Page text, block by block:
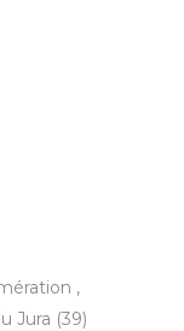
,
Jura (39)